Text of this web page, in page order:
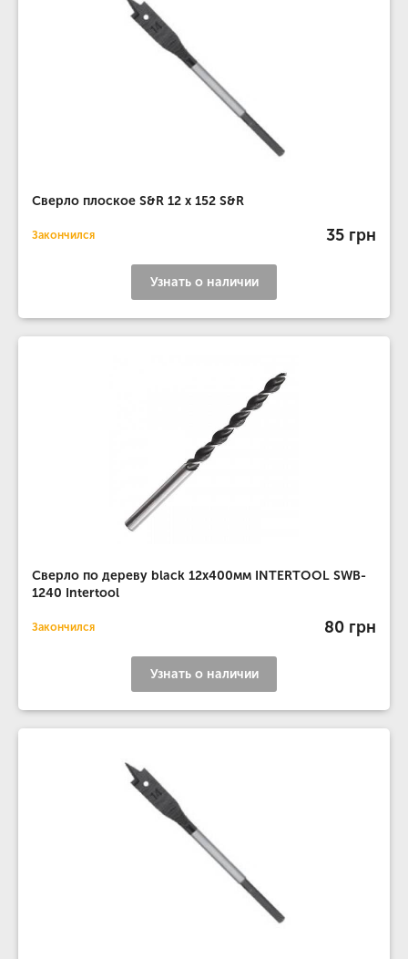
Сверло плоское S&R 12 х 152 S&R
Закончился 35 грн
Узнать о наличии
Сверло по дереву black 12x400мм INTERTOOL SWB-
1240 Intertool
Закончился 80 грн
Узнать о наличии